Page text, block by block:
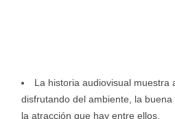
La historia audiovisual muestra
disfrutando del ambiente, la
la atracción que hay entre ellos.